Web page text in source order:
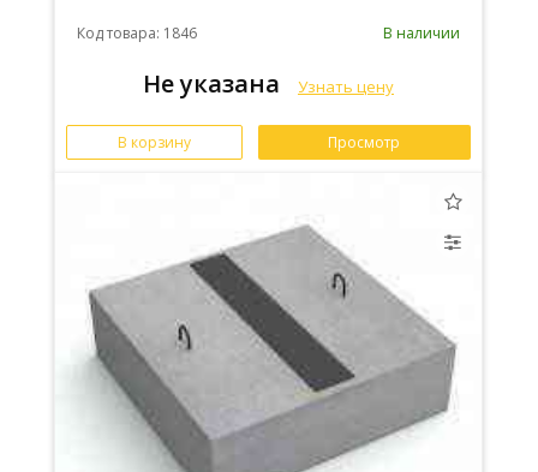
Код товара: 1846 В наличии
Не указана Узнать цену
В корзину Просмотр